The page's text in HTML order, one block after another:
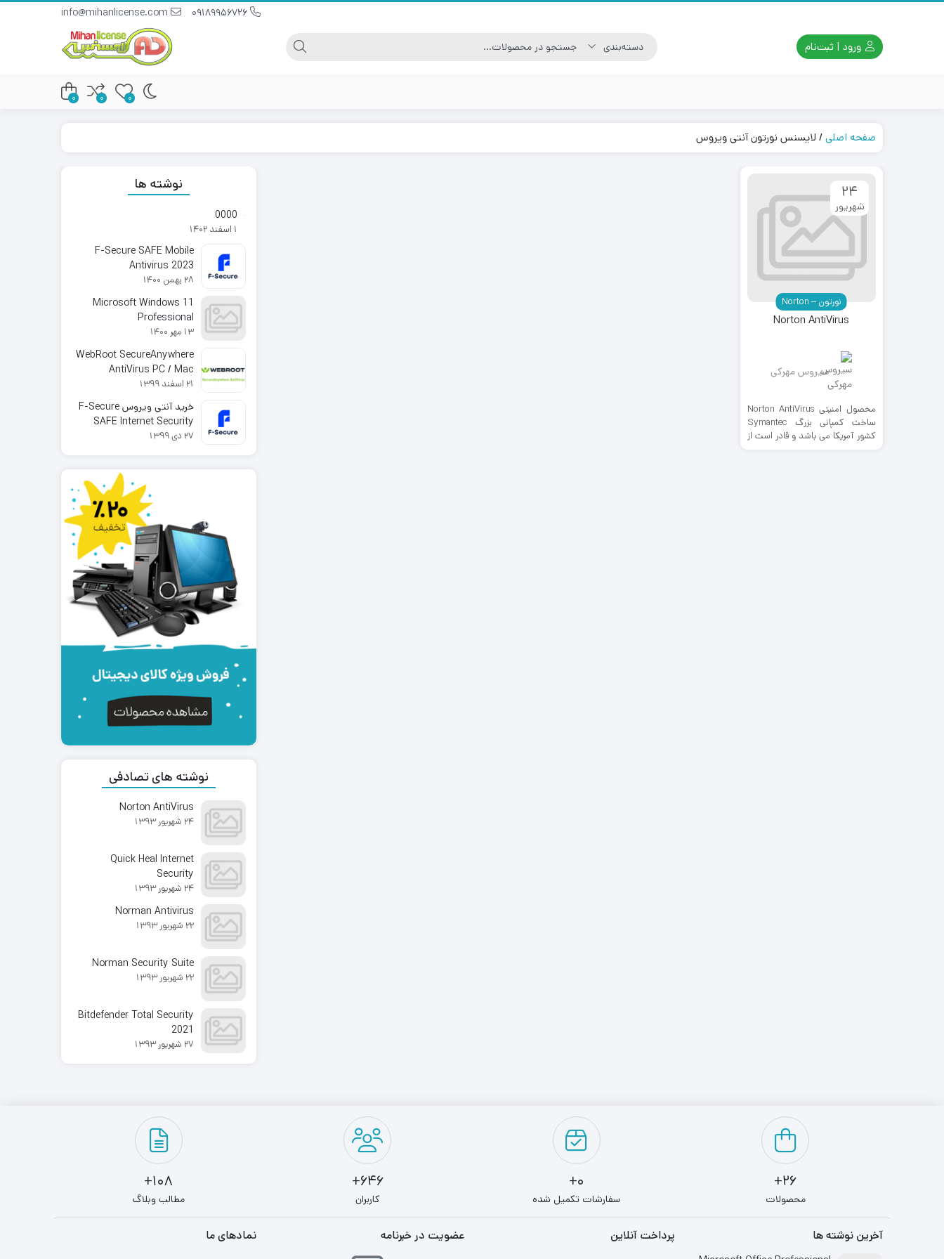
ورود | ثبت‌نام
0
0
0
صفحه اصلی/ لایسنس نورتون آنتی ویروس
نورتون – Norton
24
شهریور
Norton AntiVirus
سیروس مهرکی
محصول امنیتی Norton AntiVirus
ساخت کمپانی بزرگ Symantec
کشور آمریکا می باشد و قادر است از
نوشته ها
0000
1 اسفند 1402
F-Secure SAFE Mobile
Antivirus 2023
28 بهمن 1400
Microsoft Windows 11
Professional
13 مهر 1400
WebRoot SecureAnywhere
AntiVirus PC / Mac
21 اسفند 1399
خرید آنتی ویروس F-Secure
SAFE Internet Security
2025
27 دی 1399
نوشته های تصادفی
Norton AntiVirus
24 شهریور 1393
Quick Heal Internet
Security
24 شهریور 1393
Norman Antivirus
22 شهریور 1393
Norman Security Suite
22 شهریور 1393
Bitdefender Total Security
2021
27 شهریور 1393
26+
محصولات
0+
سفارشات تکمیل شده
646+
کاربران
108+
مطالب وبلاگ
آخرین نوشته ها پرداخت آنلاین عضویت در خبرنامه نمادهای ما